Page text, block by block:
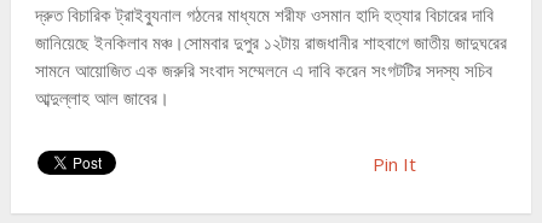
দ্রুত বিচারিক ট্রাইব্যুনাল গঠনের মাধ্যমে শরীফ ওসমান হাদি হত্যার বিচারের দাবি
জানিয়েছে ইনকিলাব মঞ্চ।সোমবার দুপুর ১২টায় রাজধানীর শাহবাগে জাতীয় জাদুঘরের
সামনে আয়োজিত এক জরুরি সংবাদ সম্মেলনে এ দাবি করেন সংগটটির সদস্য সচিব
আব্দুল্লাহ আল জাবের।
Pin It